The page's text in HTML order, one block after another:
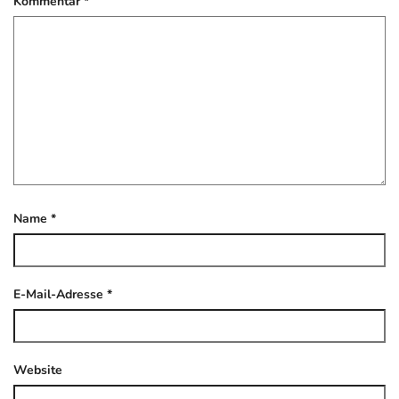
Name *
E-Mail-Adresse *
Website